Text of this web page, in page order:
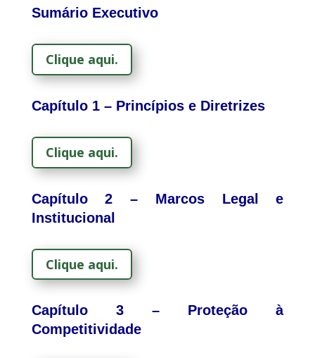
Sumário Executivo
Clique aqui.
Capítulo 1 – Princípios e Diretrizes
Clique aqui.
Capítulo 2 – Marcos Legal e
Institucional
Clique aqui.
Capítulo 3 – Proteção à
Competitividade